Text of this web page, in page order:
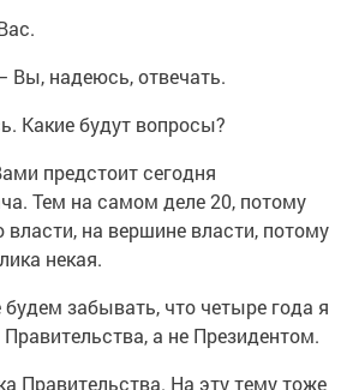
надеюсь, отвечать.
Какие будут вопросы?
предстоит сегодня
Тем на самом деле 20, потому
власти, на вершине власти, потому
некая.
будем забывать, что четыре года я
а не Президентом.
Правительства. На эту тему тоже